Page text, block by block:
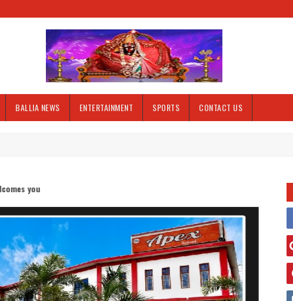
BALLIA NEWS ENTERTAINMENT SPORTS CONTACT US